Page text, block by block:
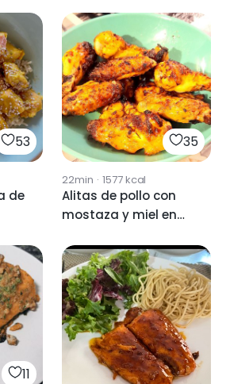
53
de
35
22min · 1577kcal
Alitas de pollo con
mostaza y miel en
11